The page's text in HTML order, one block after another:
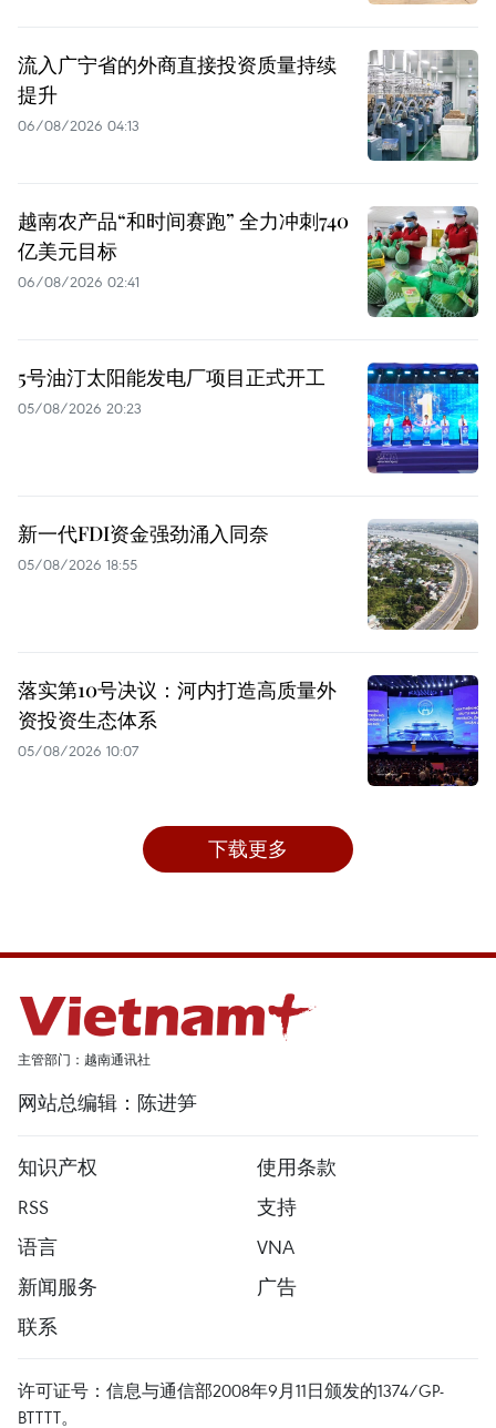
流入广宁省的外商直接投资质量持续
提升
06/08/2026 04:13
越南农产品“和时间赛跑” 全力冲刺740
亿美元目标
06/08/2026 02:41
5号油汀太阳能发电厂项目正式开工
05/08/2026 20:23
新一代FDI资金强劲涌入同奈
05/08/2026 18:55
落实第10号决议：河内打造高质量外
资投资生态体系
05/08/2026 10:07
下载更多
主管部门：越南通讯社
网站总编辑：陈进笋
知识产权
使用条款
RSS
支持
语言
VNA
新闻服务
广告
联系
许可证号：信息与通信部2008年9月11日颁发的1374/GP-
BTTTT。